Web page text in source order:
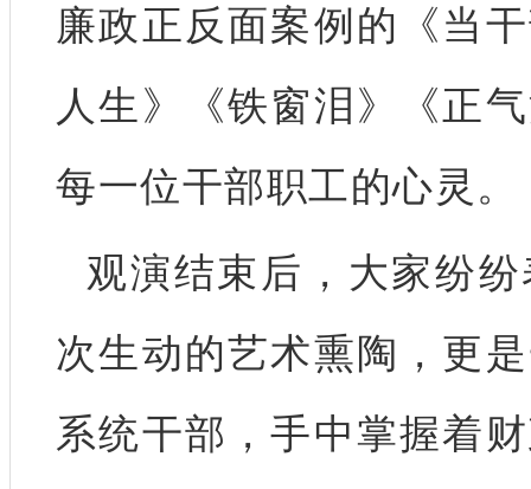
廉政正反面案例的《当
人生》《铁窗泪》《正
每一位干部职工的心灵。
观演结束后，大家纷
次生动的艺术熏陶，更
系统干部，手中掌握着